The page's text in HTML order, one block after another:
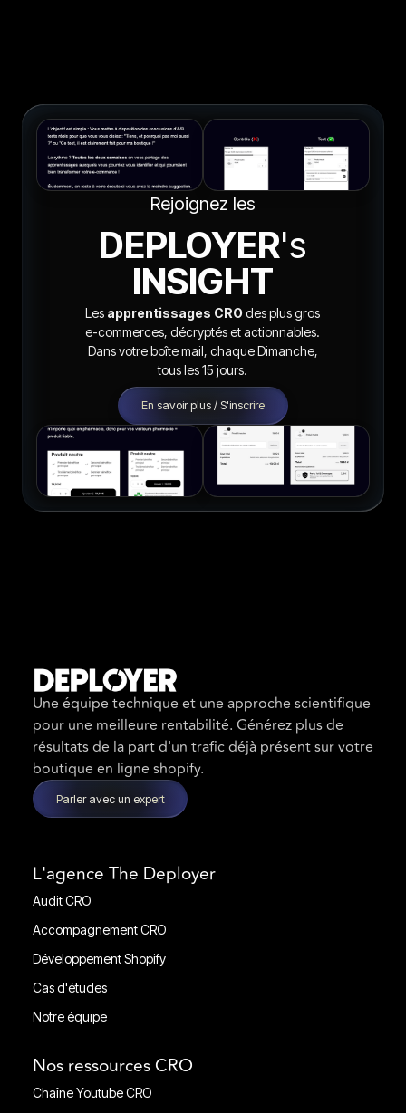
Rejoignez les
DEPLOYER's
INSIGHT
Les apprentissages CROdes plus gros
e-commerces, décryptés et actionnables.
Dans votre boîte mail, chaque Dimanche,
tous les 15 jours.
En savoir plus / S'inscrire
Une équipe technique et une approche scientifique
pour une meilleure rentabilité. Générez plus de
résultats de la part d'un trafic déjà présent sur votre
boutique en ligne shopify.
Parler avec un expert
L'agence The Deployer
Audit CRO
Audit CRO
Accompagnement CRO
Accompagnement CRO
Développement Shopify
Développement Shopify
Cas d'études
Cas d'études
Notre équipe
Nos ressources CRO
Chaîne Youtube CRO